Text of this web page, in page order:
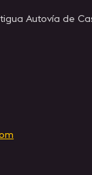
Autovía de